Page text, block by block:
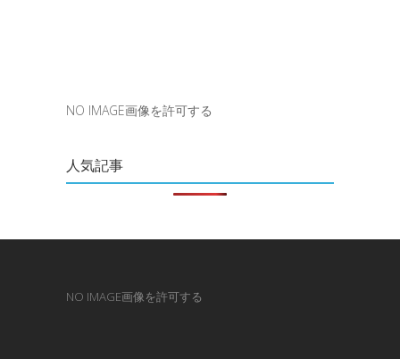
NO IMAGE画像を許可する
人気記事
NO IMAGE画像を許可する